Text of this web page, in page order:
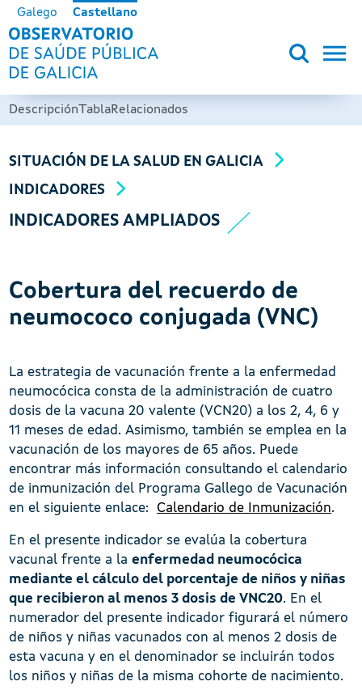
Pasar al contenido principal
Galego Castellano
OBSERVATORIO DE SALUD
DescripciónTablaRelacionados
SITUACIÓN DE LA SALUD EN GALICIA
INDICADORES
INDICADORES AMPLIADOS
Cobertura del recuerdo de
neumococo conjugada (VNC)
La estrategia de vacunación frente a la enfermedad
neumocócica consta de la administración de cuatro
dosis de la vacuna 20 valente (VCN20) a los 2, 4, 6 y
11 meses de edad. Asimismo, también se emplea en la
vacunación de los mayores de 65 años. Puede
encontrar más información consultando el calendario
de inmunización del Programa Gallego de Vacunación
en el siguiente enlace: Calendario de Inmunización.
En el presente indicador se evalúa la cobertura
vacunal frente a laenfermedad neumocócica
mediante el cálculo del porcentaje de niños y niñas
que recibieron al menos 3 dosis de VNC20. En el
numerador del presente indicador figurará el número
de niños y niñas vacunados con al menos 2 dosis de
esta vacuna y en el denominador se incluirán todos
los niños y niñas de la misma cohorte de nacimiento.